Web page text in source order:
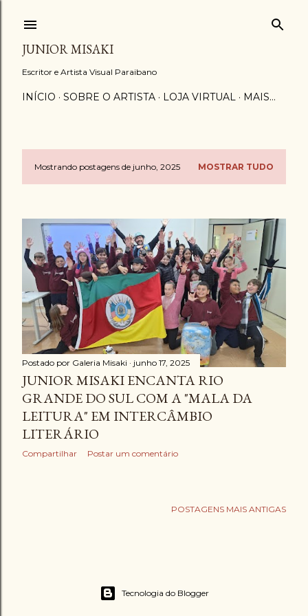
JUNIOR MISAKI
Escritor e Artista Visual Paraibano
INÍCIO SOBRE O ARTISTA LOJA VIRTUAL MAIS…
P
s
t
a
g
e
n
s
Mostrando postagens de junho, 2025 MOSTRAR TUDO
Postado por Galeria Misaki junho 17, 2025
JUNIOR MISAKI ENCANTA RIO
GRANDE DO SUL COM A "MALA DA
LEITURA" EM INTERCÂMBIO
LITERÁRIO
Compartilhar Postar um comentário
POSTAGENS MAIS ANTIGAS
Tecnologia do Blogger